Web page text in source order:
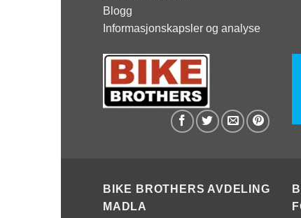
Blogg
Informasjonskapsler og analyse
BIKE BROTHERS AVDELING
MADLA